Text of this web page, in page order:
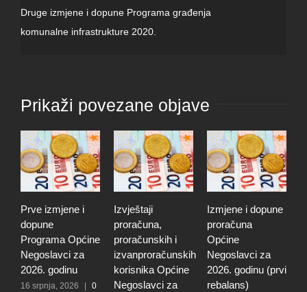
Druge izmjene i dopune Programa građenja
komunalne infrastrukture 2020.
Prikaži povezane objave
Prve izmjene i
dopune
Programa Općine
Negoslavci za
2026. godinu
16 srpnja, 2026
0
Izvještaji
proračuna,
proračunskih i
izvanproračunskih
korisnika Općine
Negoslavci za
Izmjene i dopune
proračuna
Općine
Negoslavci za
2026. godinu (prvi
rebalans)